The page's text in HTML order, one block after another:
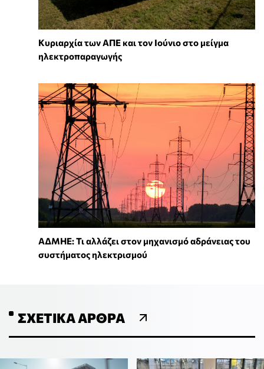
Κυριαρχία των ΑΠΕ και τον Ιούνιο στο μείγμα
ηλεκτροπαραγωγής
ΑΔΜΗΕ: Τι αλλάζει στον μηχανισμό αδράνειας του
συστήματος ηλεκτρισμού
ΣΧΕΤΙΚΆ ΆΡΘΡΑ